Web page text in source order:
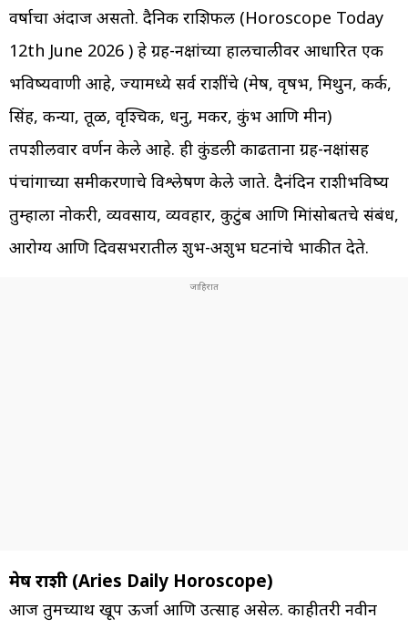
वर्षाचा अंदाज असतो. दैनिक राशिफल (Horoscope Today
12th June 2026 ) हे ग्रह-नक्षत्रांच्या हालचालीवर आधारित एक
भविष्यवाणी आहे, ज्यामध्ये सर्व राशींचे (मेष, वृषभ, मिथुन, कर्क,
सिंह, कन्या, तूळ, वृश्चिक, धनु, मकर, कुंभ आणि मीन)
तपशीलवार वर्णन केले आहे. ही कुंडली काढताना ग्रह-नक्षत्रांसह
पंचांगाच्या समीकरणाचे विश्लेषण केले जाते. दैनंदिन राशीभविष्य
तुम्हाला नोकरी, व्यवसाय, व्यवहार, कुटुंब आणि मित्रांसोबतचे संबंध,
आरोग्य आणि दिवसभरातील शुभ-अशुभ घटनांचे भाकीत देते.
मेष राशी (Aries Daily Horoscope)
आज तुमच्याथ खूप ऊर्जा आणि उत्साह असेल. काहीतरी नवीन